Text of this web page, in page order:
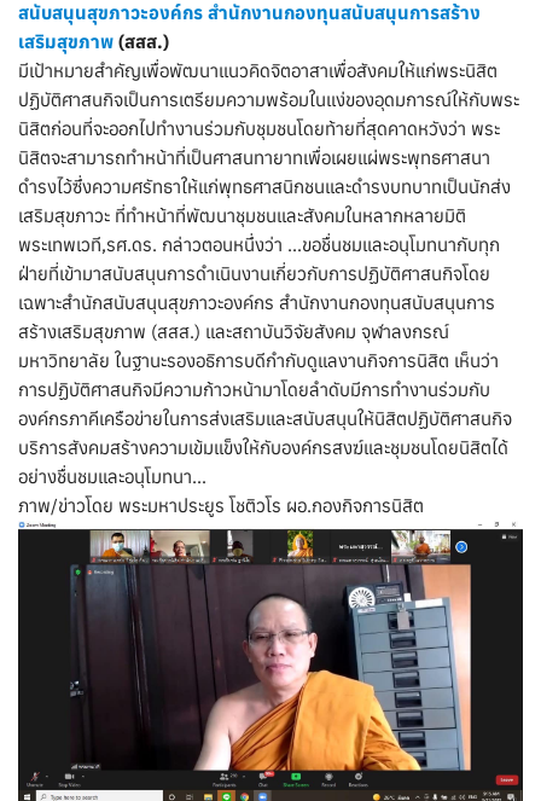
สนับสนุนสุขภาวะองค์กร สำนักงานกองทุนสนับสนุนการสร้าง
เสริมสุขภาพ (สสส.)
มีเป้าหมายสำคัญเพื่อพัฒนาแนวคิดจิตอาสาเพื่อสังคมให้แก่พระนิสิต
ปฏิบัติศาสนกิจเป็นการเตรียมความพร้อมในแง่ของอุดมการณ์ให้กับพระ
นิสิตก่อนที่จะออกไปทำงานร่วมกับชุมชนโดยท้ายที่สุดคาดหวังว่า พระ
นิสิตจะสามารถทำหน้าที่เป็นศาสนทายาทเพื่อเผยแผ่พระพุทธศาสนา
ดำรงไว้ซึ่งความศรัทธาให้แก่พุทธศาสนิกชนและดำรงบทบาทเป็นนักส่ง
เสริมสุขภาวะ ที่ทำหน้าที่พัฒนาชุมชนและสังคมในหลากหลายมิติ
พระเทพเวที,รศ.ดร. กล่าวตอนหนึ่งว่า …ขอชื่นชมและอนุโมทนากับทุก
ฝ่ายที่เข้ามาสนับสนุนการดำเนินงานเกี่ยวกับการปฏิบัติศาสนกิจโดย
เฉพาะสำนักสนับสนุนสุขภาวะองค์กร สำนักงานกองทุนสนับสนุนการ
สร้างเสริมสุขภาพ (สสส.) และสถาบันวิจัยสังคม จุฬาลงกรณ์
มหาวิทยาลัย ในฐานะรองอธิการบดีกำกับดูแลงานกิจการนิสิต เห็นว่า
การปฏิบัติศาสนกิจมีความก้าวหน้ามาโดยลำดับมีการทำงานร่วมกับ
องค์กรภาคีเครือข่ายในการส่งเสริมและสนับสนุนให้นิสิตปฏิบัติศาสนกิจ
บริการสังคมสร้างความเข้มแข็งให้กับองค์กรสงฆ์และชุมชนโดยนิสิตได้
อย่างชื่นชมและอนุโมทนา…
ภาพ/ข่าวโดย พระมหาประยูร โชติวโร ผอ.กองกิจการนิสิต